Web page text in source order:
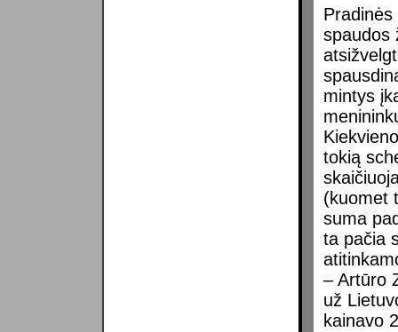
spaudos
mintys
tokią
(kuomet
suma
ta pačia
– Artūro
už
kainavo